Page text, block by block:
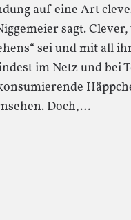
auf eine Art
sagt.
sei und mit all
im Netz und bei
Doch,…